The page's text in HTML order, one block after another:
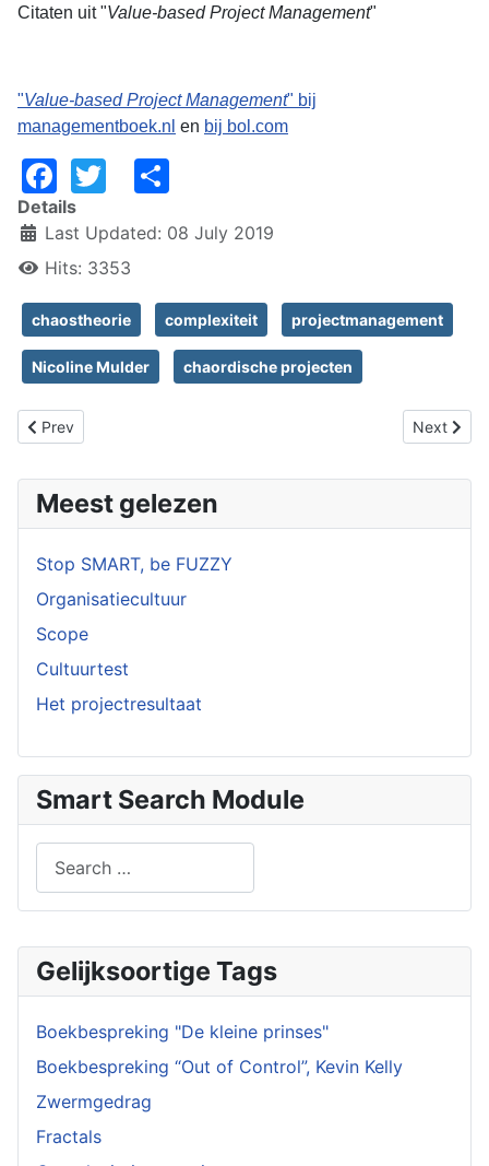
Gelijksoortige Tags
Boekbespreking "De kleine prinses"
Boekbespreking “Out of Control”, Kevin Kelly
Zwermgedrag
Fractals
Citaten uit "Value-based Project Management"
"Value-based Project Management" bij
managementboek.nl en bij bol.com
Facebook
Twitter
Details
Last Updated: 08 July 2019
Hits: 3353
chaostheorie complexiteit projectmanagement
Nicoline Mulder chaordische projecten
Previous article: Hamel, evolutie en six sigma
Prev Next
Next
Meest gelezen
Stop SMART, be FUZZY
Organisatiecultuur
Scope
Cultuurtest
Het projectresultaat
Smart Search Module